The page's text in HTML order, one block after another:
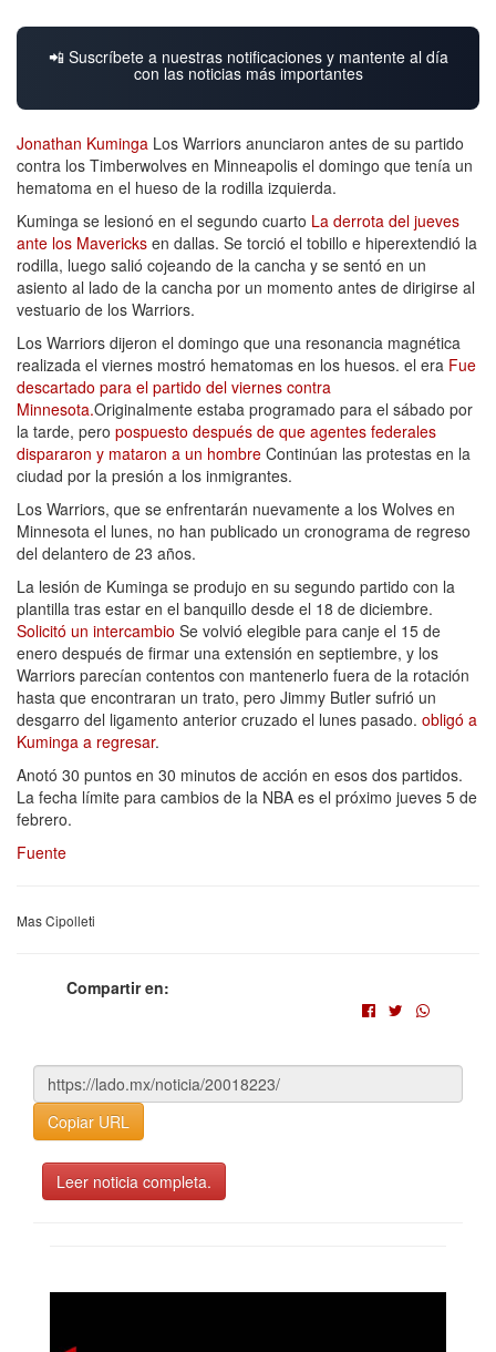
📲 Suscríbete a nuestras notificaciones y mantente al día
con las noticias más importantes
Jonathan Kuminga Los Warriors anunciaron antes de su partido
contra los Timberwolves en Minneapolis el domingo que tenía un
hematoma en el hueso de la rodilla izquierda.
Kuminga se lesionó en el segundo cuarto La derrota del jueves
ante los Mavericks en dallas. Se torció el tobillo e hiperextendió la
rodilla, luego salió cojeando de la cancha y se sentó en un
asiento al lado de la cancha por un momento antes de dirigirse al
vestuario de los Warriors.
Los Warriors dijeron el domingo que una resonancia magnética
realizada el viernes mostró hematomas en los huesos. el era Fue
descartado para el partido del viernes contra
Minnesota.Originalmente estaba programado para el sábado por
la tarde, pero pospuesto después de que agentes federales
dispararon y mataron a un hombre Continúan las protestas en la
ciudad por la presión a los inmigrantes.
Los Warriors, que se enfrentarán nuevamente a los Wolves en
Minnesota el lunes, no han publicado un cronograma de regreso
del delantero de 23 años.
La lesión de Kuminga se produjo en su segundo partido con la
plantilla tras estar en el banquillo desde el 18 de diciembre.
Solicitó un intercambio Se volvió elegible para canje el 15 de
enero después de firmar una extensión en septiembre, y los
Warriors parecían contentos con mantenerlo fuera de la rotación
hasta que encontraran un trato, pero Jimmy Butler sufrió un
desgarro del ligamento anterior cruzado el lunes pasado. obligó a
Kuminga a regresar.
Anotó 30 puntos en 30 minutos de acción en esos dos partidos.
La fecha límite para cambios de la NBA es el próximo jueves 5 de
febrero.
Fuente
Mas Cipolleti
Compartir en:
Copiar URL
Leer noticia completa.